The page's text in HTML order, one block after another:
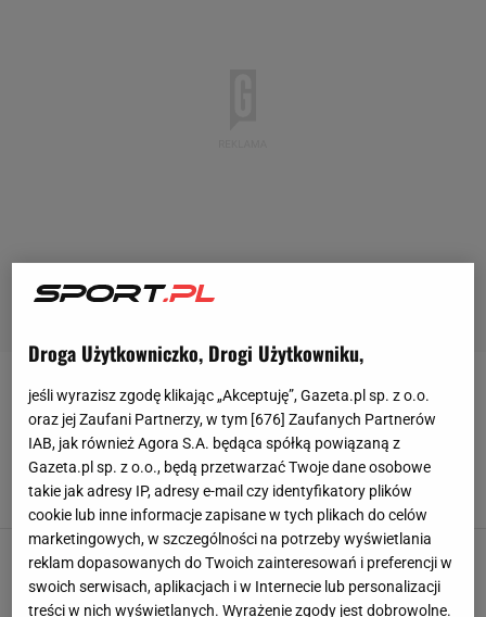
MICHAŁ ROSIAK
Polski talent wybrał Śląsk zamiast Arsenalu.
Nagle wypalił. "Nieuczciwe"
Norbert Amlicki,1 PAŹDZIERNIKA 2025, 10:42
Arsenal, a teraz Śląsk. Polski talent wylądował
w I lidze
Bartosz Królikowski,3 WRZEŚNIA 2025, 19:06
Droga Użytkowniczko, Drogi Użytkowniku,
jeśli wyrazisz zgodę klikając „Akceptuję”, Gazeta.pl sp. z o.o.
oraz jej Zaufani Partnerzy, w tym [676] Zaufanych Partnerów
IAB, jak również Agora S.A. będąca spółką powiązaną z
Gazeta.pl sp. z o.o., będą przetwarzać Twoje dane osobowe
takie jak adresy IP, adresy e-mail czy identyfikatory plików
cookie lub inne informacje zapisane w tych plikach do celów
marketingowych, w szczególności na potrzeby wyświetlania
reklam dopasowanych do Twoich zainteresowań i preferencji w
swoich serwisach, aplikacjach i w Internecie lub personalizacji
treści w nich wyświetlanych. Wyrażenie zgody jest dobrowolne.